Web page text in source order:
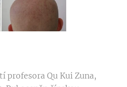
profesora Qu Kui Zuna,